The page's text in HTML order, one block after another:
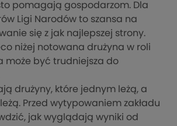
pomagają gospodarzom. Dla
Ligi Narodów to szansa na
się z jak najlepszej strony.
niżej notowana drużyna w roli
może być trudniejsza do
drużyny, które jednym leżą, a
Przed wytypowaniem zakładu
jak wyglądają wyniki od